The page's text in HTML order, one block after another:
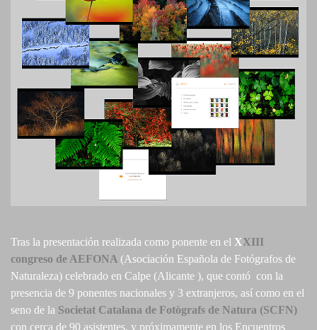
Tras la presentación realizada como ponente en el XXIII
congreso de AEFONA (Asociación Española de Fotógrafos de
Naturaleza) celebrado en Calpe (Alicante ), que contó con la
presencia de 9 ponentes nacionales y 3 extranjeros, así como en el
seno de la Societat Catalana de Fotògrafs de Natura (SCFN)
con cerca de 90 asistentes, y próximamente en los Encuentros